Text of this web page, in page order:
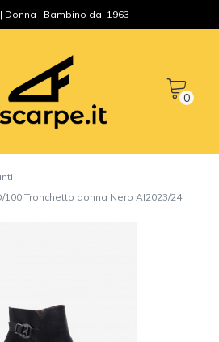
| Bambino dal 1963
0
100 Tronchetto donna Nero AI2023/24